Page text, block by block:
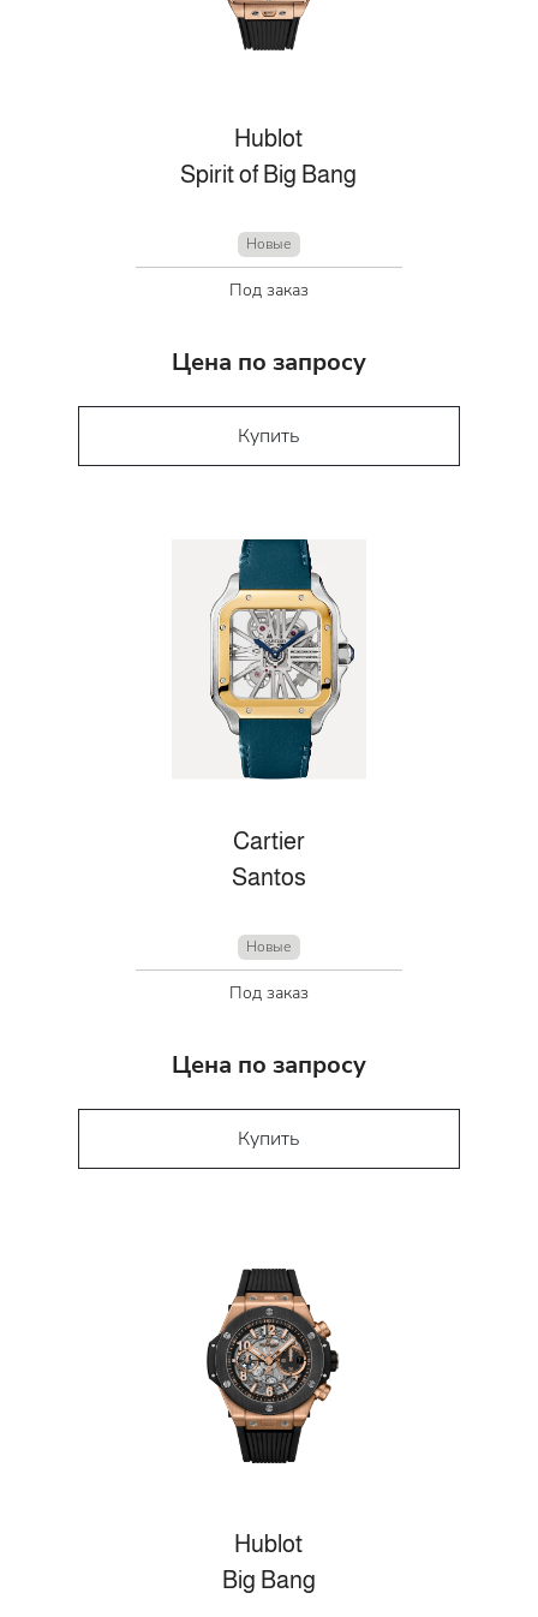
Hublot
Spirit of Big Bang
Новые
Под заказ
Цена по запросу
Купить
Cartier
Santos
Новые
Под заказ
Цена по запросу
Купить
Hublot
Big Bang